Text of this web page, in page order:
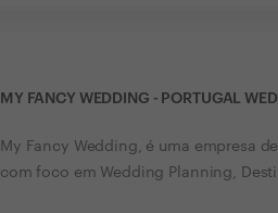
MY FANCY WEDDING - PORTUGAL
My Fancy Wedding, é uma empresa
com foco em Wedding Planning,